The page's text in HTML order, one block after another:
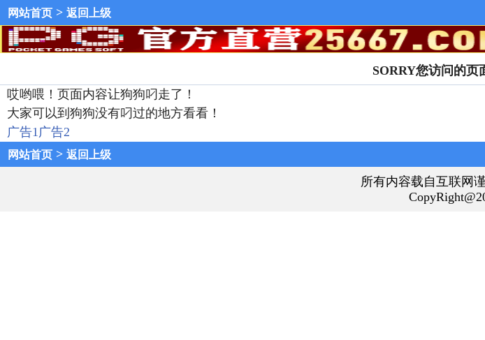
网站首页 > 返回上级
SORRY您访问的页
哎哟喂！页面内容让狗狗叼走了！
大家可以到狗狗没有叼过的地方看看！
广告1广告2
网站首页 > 返回上级
所有内容载自互联网